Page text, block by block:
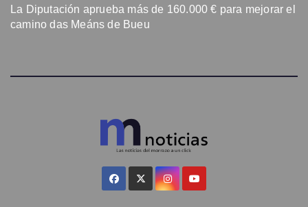
La Diputación aprueba más de 160.000 € para mejorar el
camino das Meáns de Bueu